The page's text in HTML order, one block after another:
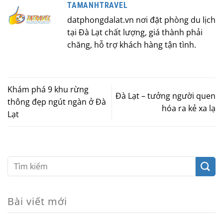
TAMANHTRAVEL
datphongdalat.vn nơi đặt phòng du lịch
tại Đà Lạt chất lượng, giá thành phải
chăng, hỗ trợ khách hàng tận tình.
Khám phá 9 khu rừng
thông đẹp ngút ngàn ở Đà
Lạt
Đà Lạt – tưởng người quen
hóa ra kẻ xa lạ
Bài viết mới